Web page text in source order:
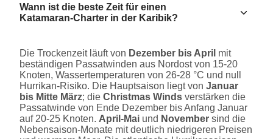
Wann ist die beste Zeit für einen
Katamaran-Charter in der Karibik?
Die Trockenzeit läuft von Dezember bis April mit
beständigen Passatwinden aus Nordost von 15-20
Knoten, Wassertemperaturen von 26-28 °C und null
Hurrikan-Risiko. Die Hauptsaison liegt von Januar
bis Mitte März; die Christmas Winds verstärken die
Passatwinde von Ende Dezember bis Anfang Januar
auf 20-25 Knoten. April-Mai und November sind die
Nebensaison-Monate mit deutlich niedrigeren Preisen